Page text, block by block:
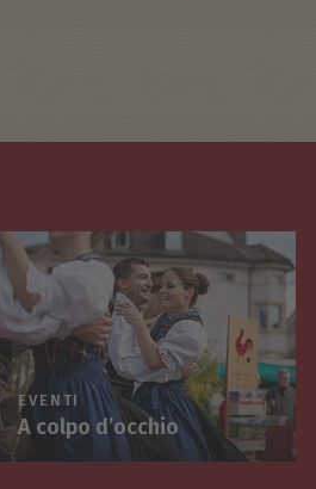
EVENTI
A colpo d’occhio